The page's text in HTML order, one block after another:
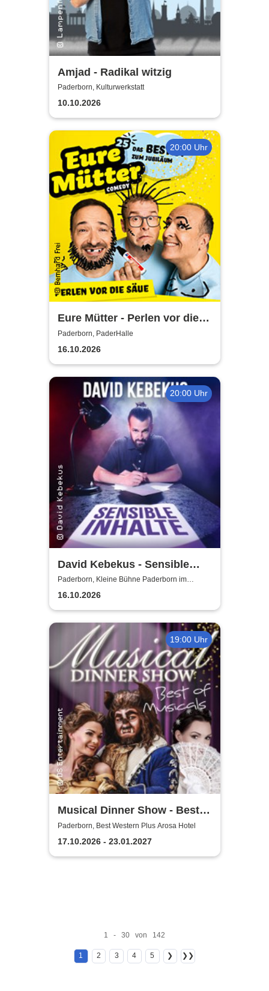
Amjad - Radikal witzig
Paderborn, Kulturwerkstatt
10.10.2026
20:00 Uhr
Eure Mütter - Perlen vor die
Säue - Das Best Of zum
Jubiläum
Paderborn, PaderHalle
16.10.2026
20:00 Uhr
David Kebekus - Sensible
Inhalte
Paderborn, Kleine Bühne Paderborn im
Deelenhaus
16.10.2026
19:00 Uhr
Musical Dinner Show - Best
of Musicals
Paderborn, Best Western Plus Arosa Hotel
17.10.2026 - 23.01.2027
1 - 30 von 142
1 2 3 4 5 ❯ ❯❯